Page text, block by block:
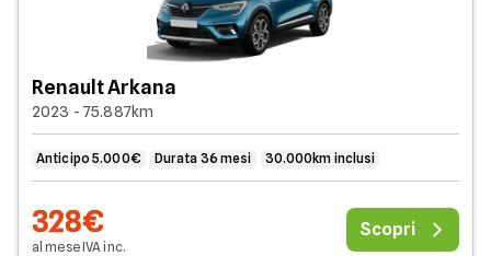
Renault Arkana
2023 - 75.887km
Anticipo 5.000€ Durata 36 mesi 30.000km inclusi
328€
al meseIVAinc.
Scopri